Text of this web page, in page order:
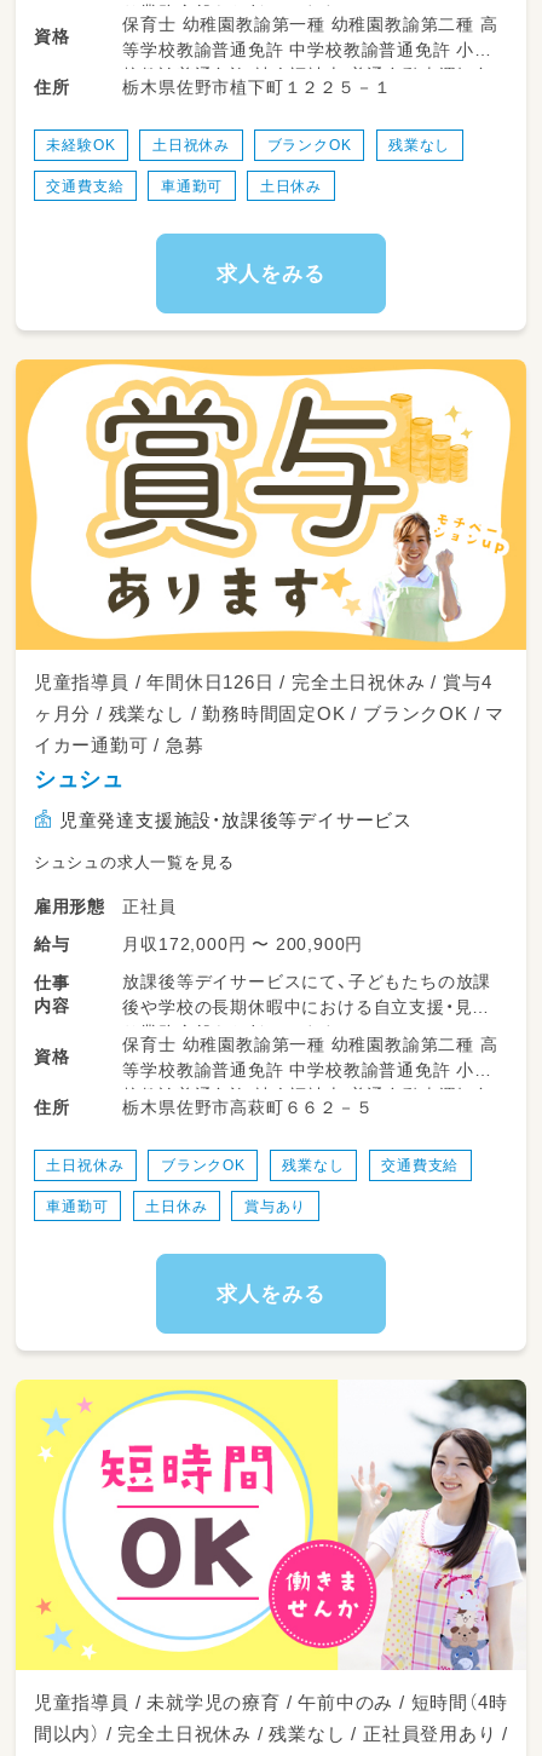
り業務全般をお任せします。
・施設内やレクリエーション時の安全な見守り
・発達サポートや声かけ
・活動準備のお手伝い
・学校やご自宅への送迎サポート
（ワンボックス、普通車、軽自動車等のAT車を使
大きい車の運転が苦手な方も、まずはご相談
ください♪AT限定で問題ありません！）
正社員としての採用となりますので、子どもた
深く見守ることができ、やりがいのあるお仕事
です。
◎周囲のスタッフと協力しながら、少しずつお
仕事に慣れていってください。
【資格必須】保育士／幼稚園教諭／教員免許／社
会福祉士／児童指導員（経験が2年以上ある方）
資格
保育士 幼稚園教諭第一種 幼稚園教諭第二種 高
等学校教諭普通免許 中学校教諭普通免許 小学
校教諭普通免許 社会福祉士 普通自動車運転免
許
住所 栃木県佐野市植下町１２２５－１
未経験OK 土日祝休み ブランクOK 残業なし
交通費支給 車通勤可 土日休み
求人をみる
児童指導員 / 年間休日126日 / 完全土日祝休み / 賞与4
ヶ月分 / 残業なし / 勤務時間固定OK / ブランクOK / マ
イカー通勤可 / 急募
シュシュ
児童発達支援施設・放課後等デイサービス
シュシュの求人一覧を見る
雇用形態
正社員
給与
月収172,000円 〜 200,900円
仕事
内容
放課後等デイサービスにて、子どもたちの放課
後や学校の長期休暇中における自立支援・見守
り業務全般をお任せします。
・施設内やレクリエーション時の安全な見守り
・発達サポートや声かけ
・活動準備のお手伝い
・学校やご自宅への送迎サポート
（ワンボックス、普通車、軽自動車等のAT車を使
大きい車の運転が苦手な方も、まずはご相談
ください♪AT限定で問題ありません！）
正社員としての採用となりますので、子どもた
深く見守ることができ、やりがいのあるお仕事
です。
◎周囲のスタッフと協力しながら、少しずつお
仕事に慣れていってください。
【資格必須】保育士／幼稚園教諭／教員免許／社
会福祉士／児童指導員（経験が2年以上ある方）
資格
保育士 幼稚園教諭第一種 幼稚園教諭第二種 高
等学校教諭普通免許 中学校教諭普通免許 小学
校教諭普通免許 社会福祉士 普通自動車運転免
許
住所 栃木県佐野市高萩町６６２－５
土日祝休み ブランクOK 残業なし 交通費支給
車通勤可 土日休み 賞与あり
求人をみる
児童指導員 / 未就学児の療育 / 午前中のみ / 短時間（4時
間以内） / 完全土日祝休み / 残業なし / 正社員登用あり /